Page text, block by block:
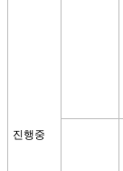
진행중